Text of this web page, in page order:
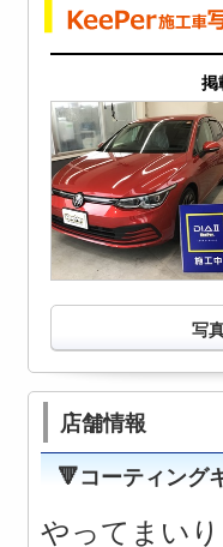
掲
写
店舗情報
🔻コーティング
やってまい